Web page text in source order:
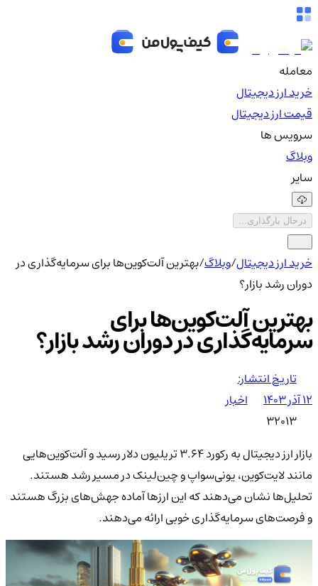
معامله
خرید ارز دیجیتال
قیمت ارز دیجیتال
سرویس ها
وبلاگ
سایر
درحال بارگذاری...
خرید ارز دیجیتال/وبلاگ/بهترین آلت‌کوین‌ها برای سرمایه‌گذاری در
دوران رشد بازار؟
بهترین آلت‌کوین‌ها برای
سرمایه‌گذاری در دوران رشد بازار؟
تاریخ انتشار:
۱۲ آذر ۱۴۰۳
اخبار
32013
بازار ارز دیجیتال به رکورد 3.64 تریلیون دلار رسید و آلت‌کوین‌هایی
مانند لایت‌کوین، یونی‌سواپ و چین‌لینک در مسیر رشد هستند.
تحلیل‌ها نشان می‌دهند که این ارزها آماده جهش‌های بزرگ هستند
و فرصت‌های سرمایه‌گذاری خوبی ارائه می‌دهند.